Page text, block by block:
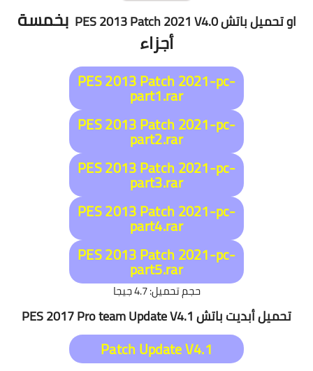
او تحميل باتشPES 2013 Patch 2021 V4.0 بخمسة
أجزاء
PES 2013 Patch 2021-pc-
part1.rar
PES 2013 Patch 2021-pc-
part2.rar
PES 2013 Patch 2021-pc-
part3.rar
PES 2013 Patch 2021-pc-
part4.rar
PES 2013 Patch 2021-pc-
part5.rar
حجم تحميل: 4.7 جيجا
تحميل أبديت باتش PES 2017Pro teamUpdate V4.1
Patch Update V4.1